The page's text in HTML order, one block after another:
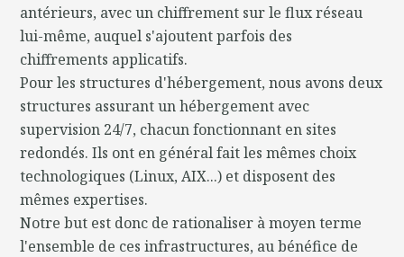
antérieurs, avec un chiffrement sur le flux réseau
lui-même, auquel s'ajoutent parfois des
chiffrements applicatifs.
Pour les structures d'hébergement, nous avons deux
structures assurant un hébergement avec
supervision 24/7, chacun fonctionnant en sites
redondés. Ils ont en général fait les mêmes choix
technologiques (Linux, AIX...) et disposent des
mêmes expertises.
Notre but est donc de rationaliser à moyen terme
l'ensemble de ces infrastructures, au bénéfice de